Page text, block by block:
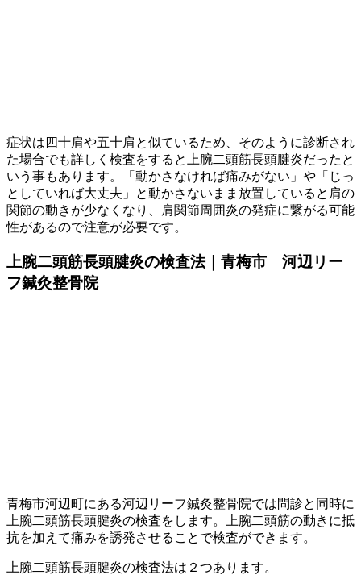
症状は四十肩や五十肩と似ているため、そのように診断され
た場合でも詳しく検査をすると上腕二頭筋長頭腱炎だったと
いう事もあります。「動かさなければ痛みがない」や「じっ
としていれば大丈夫」と動かさないまま放置していると肩の
関節の動きが少なくなり、肩関節周囲炎の発症に繋がる可能
性があるので注意が必要です。
上腕二頭筋長頭腱炎の検査法｜青梅市 河辺リー
フ鍼灸整骨院
青梅市河辺町にある河辺リーフ鍼灸整骨院では問診と同時に
上腕二頭筋長頭腱炎の検査をします。上腕二頭筋の動きに抵
抗を加えて痛みを誘発させることで検査ができます。
上腕二頭筋長頭腱炎の検査法は２つあります。